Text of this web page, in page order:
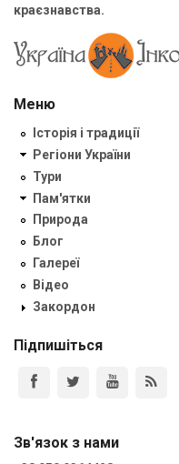
краєзнавства.
Меню
Історія і традиції
Регіони України
Тури
Пам'ятки
Природа
Блог
Галереї
Відео
Закордон
Підпишіться
Зв'язок з нами